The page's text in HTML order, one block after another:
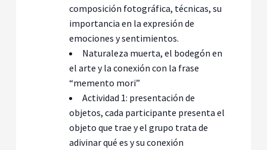
composición fotográfica, técnicas, su
importancia en la expresión de
emociones y sentimientos.
Naturaleza muerta, el bodegón en
el arte y la conexión con la frase
“memento mori”
Actividad 1: presentación de
objetos, cada participante presenta el
objeto que trae y el grupo trata de
adivinar qué es y su conexión